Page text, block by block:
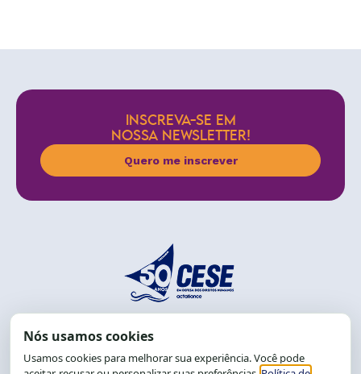
INSCREVA-SE EM
NOSSA NEWSLETTER!
Quero me inscrever
End.: R. da Graça, 150. Graça
CEP: 40.150-055
Salvador-BA, Brasil.